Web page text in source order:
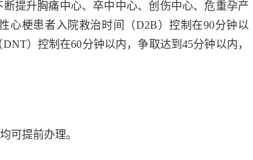
提升胸痛中心、卒中中心、创伤中心、危重孕产
心梗患者入院救治时间（D2B）控制在90分钟以
）控制在60分钟以内，争取达到45分钟以内，
可提前办理。